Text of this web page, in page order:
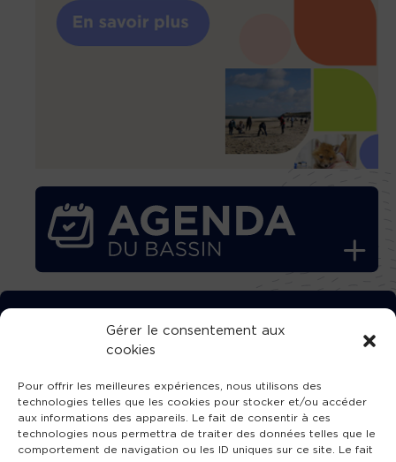
Gérer le consentement aux
cookies
Pour offrir les meilleures expériences, nous utilisons des
technologies telles que les cookies pour stocker et/ou accéder
aux informations des appareils. Le fait de consentir à ces
technologies nous permettra de traiter des données telles que le
comportement de navigation ou les ID uniques sur ce site. Le fait
TÉLÉCHARGEZ GRATUITEMENT
L’APPLICATION TVBA !
SUIVEZ-NOUS !